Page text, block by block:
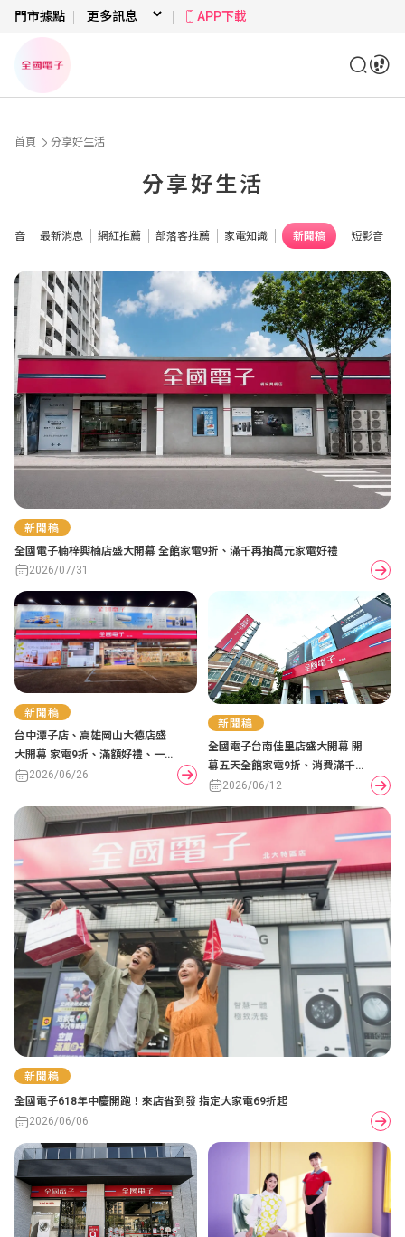
門市據點 APP下載
首頁 分享好生活
分享好生活
影音 最新消息 網紅推薦 部落客推薦 家電知識 新聞稿 短影音
新聞稿
全國電子楠梓興楠店盛大開幕 全館家電9折、滿千再抽萬元家電好禮
2026/07/31
新聞稿
台中潭子店、高雄岡山大德店盛
大開幕 家電9折、滿額好禮、一
元起標好康拍賣同時登場
2026/06/26
新聞稿
全國電子台南佳里店盛大開幕 開
幕五天全館家電9折、消費滿千抽
洗衣機2026/06/12
新聞稿
全國電子618年中慶開跑！來店省到發 指定大家電69折起
2026/06/06